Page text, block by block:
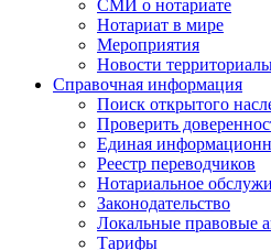
СМИ о нотариате
Нотариат в мире
Мероприятия
Новости
Справочная информация
Поиск открытого
Проверить
Единая
Реестр переводчиков
Нотариальное
Законодательство
Локальные правовые
Тарифы